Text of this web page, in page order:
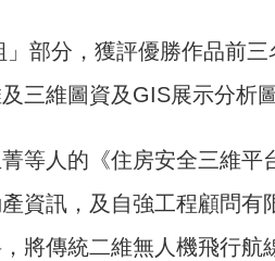
部分，獲評優勝作品前
三維圖資及GIS展示分析
等人的《住房安全三維
資訊，及自強工程顧問
將傳統二維無人機飛行航